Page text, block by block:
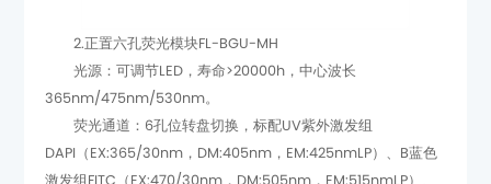
2.正置六孔荧光模块FL-BGU-MH
365nm/475nm/530nm。